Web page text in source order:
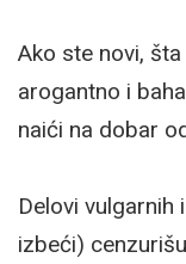
Ako ste novi,
arogantno i
naići na dobar
Delovi vulgarnih
izbeći)